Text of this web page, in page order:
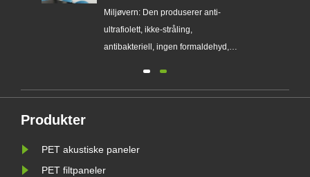
Miljøvern: Den produserer anti-
ultrafiolett, ikke-stråling,
antibakteriell, ingen formaldehyd,
Produkter
PET akustiske paneler
PET filtpaneler